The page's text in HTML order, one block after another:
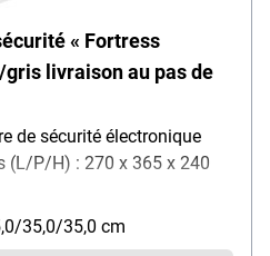
« Fortress
gris livraison au pas de
de sécurité électronique
(L/P/H) : 270 x 365 x 240
le rangement sûr
35,0/35,0 cm